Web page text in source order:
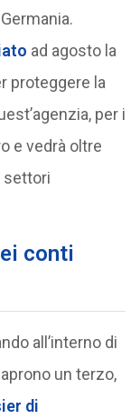
ad agosto la
proteggere la
per i
e vedrà oltre
settori
conti
all’interno di
un terzo,
di